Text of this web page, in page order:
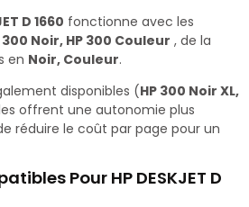
D 1660 fonctionne avec les
300 Noir, HP 300 Couleur , de la
en Noir, Couleur.
disponibles (HP 300 Noir XL,
offrent une autonomie plus
réduire le coût par page pour un
Pour HP DESKJET D